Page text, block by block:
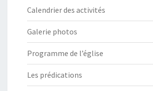
Calendrier des activités
Galerie photos
Programme de l’église
Les prédications